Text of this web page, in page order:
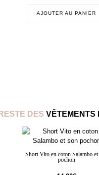
AJOUTER AU PANIER
DES VÊTEMENTS
Short Vito en coton Salambo et
pochon